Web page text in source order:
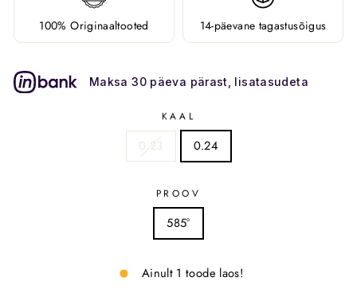
100% Originaaltooted 14-päevane tagastusõigus
Maksa 30 päeva pärast, lisatasudeta
KAAL
0.23 0.24
PROOV
585°
Ainult 1 toode laos!